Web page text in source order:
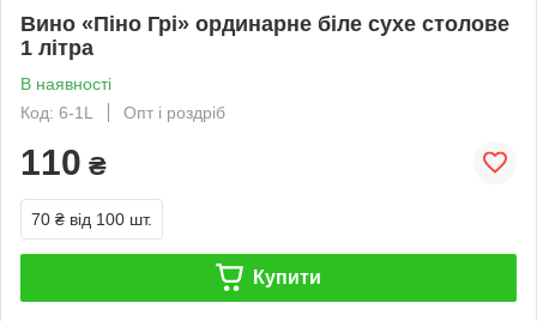
Вино «Піно Грі» ординарне біле сухе столове
1 літра
В наявності
Код: 6-1L
Опт і роздріб
110 ₴
70 ₴ від 100 шт.
Купити